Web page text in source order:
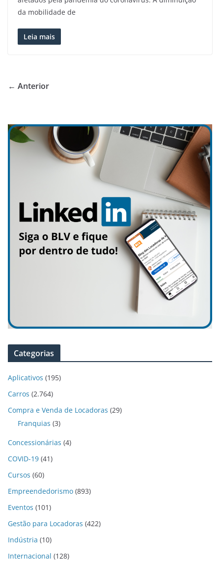
da mobilidade de
Leia mais
← Anterior
Categorias
Aplicativos (195)
Carros (2.764)
Compra e Venda de Locadoras (29)
Franquias (3)
Concessionárias (4)
COVID-19 (41)
Cursos (60)
Empreendedorismo (893)
Eventos (101)
Gestão para Locadoras (422)
Indústria (10)
Internacional (128)